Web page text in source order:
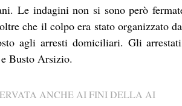
Le indagini non si sono però
che il colpo era stato organizzato
agli arresti domiciliari. Gli
Busto Arsizio.
ANCHE AI FINI DELLA AI